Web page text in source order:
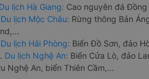
Du lịch Hà Giang: Cao nguyên đá
Du lịch Mộc Châu: Rừng thông Bản
Du lịch Hải Phòng: Biển Đồ Sơn, đảo
Du lịch Nghệ An: Biển Cửa Lò, đảo
Nghệ An, biển Thiên Cầm,...